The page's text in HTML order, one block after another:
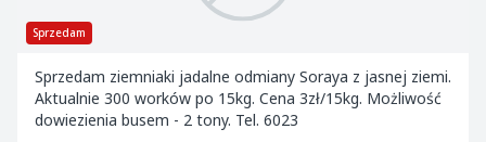
Sprzedam
Sprzedam ziemniaki jadalne odmiany Soraya z jasnej ziemi.
Aktualnie 300 worków po 15kg. Cena 3zł/15kg. Możliwość
dowiezienia busem - 2 tony. Tel. 6023